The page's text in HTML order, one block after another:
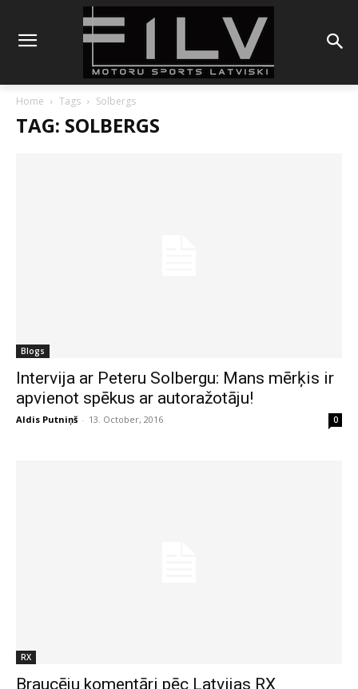
Home Tags Solbergs
TAG: SOLBERGS
Blogs
Intervija ar Peteru Solbergu: Mans mērķis ir
apvienot spēkus ar autoražotāju!
Aldis Putniņš - 13. October, 2016 0
RX
Braucēju komentāri pēc Latvijas RX